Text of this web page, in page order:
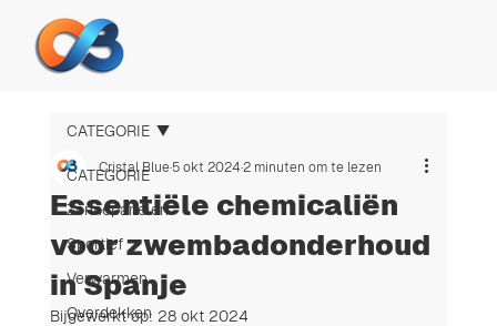
CATEGORIE
Zonnepanelen
Sportief
Verwarmen
Overdekken
CATEGORIE
Essentiële chemicaliën
voor zwembadonderhoud
in Spanje
Cristal Blue5 okt 20242 minuten om te lezen
Bijgewerkt op: 28 okt 2024